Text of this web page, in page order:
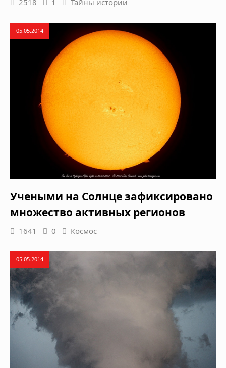
2518 1 Тайны истории
05.05.2014
Учеными на Солнце зафиксировано
множество активных регионов
1641 0 Космос
05.05.2014